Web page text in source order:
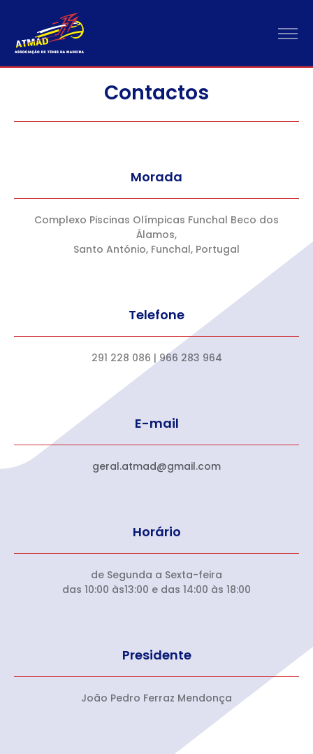
Contactos
Morada
Complexo Piscinas Olímpicas Funchal Beco dos
Álamos,
Santo António, Funchal, Portugal
Telefone
291 228 086 | 966 283 964
E-mail
geral.atmad@gmail.com
Horário
de Segunda a Sexta-feira
das 10:00 às13:00 e das 14:00 às 18:00
Presidente
João Pedro Ferraz Mendonça